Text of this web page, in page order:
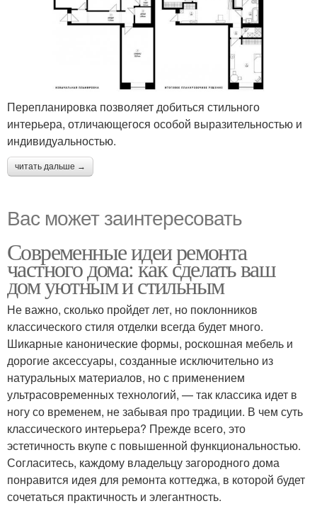
Перепланировка позволяет добиться стильного
интерьера, отличающегося особой выразительностью и
индивидуальностью.
читать дальше →
Вас может заинтересовать
Современные идеи ремонта
частного дома: как сделать ваш
дом уютным и стильным
Не важно, сколько пройдет лет, но поклонников
классического стиля отделки всегда будет много.
Шикарные канонические формы, роскошная мебель и
дорогие аксессуары, созданные исключительно из
натуральных материалов, но с применением
ультрасовременных технологий, — так классика идет в
ногу со временем, не забывая про традиции. В чем суть
классического интерьера? Прежде всего, это
эстетичность вкупе с повышенной функциональностью.
Согласитесь, каждому владельцу загородного дома
понравится идея для ремонта коттеджа, в которой будет
сочетаться практичность и элегантность.